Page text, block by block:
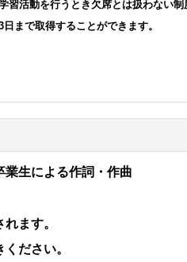
習活動を行うとき欠席とは扱わない制
まで取得することができます。
業生による作詞・作曲
ます。
ださい。